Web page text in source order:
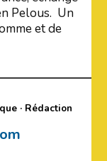
Pelous. Un
et de
· Rédaction